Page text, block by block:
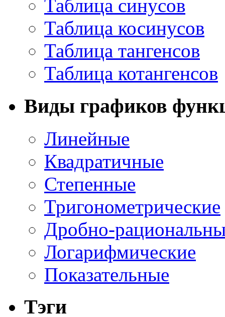
Таблица синусов
Таблица косинусов
Таблица тангенсов
Таблица котангенсов
Виды графиков
Линейные
Квадратичные
Степенные
Тригонометрические
Дробно-
Логарифмические
Показательные
Тэги